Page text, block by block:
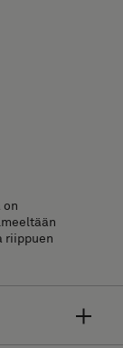
on
riippuen